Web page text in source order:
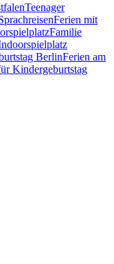
Teenager
Ferien mit
Familie
BerlinFerien am
Kindergeburtstag